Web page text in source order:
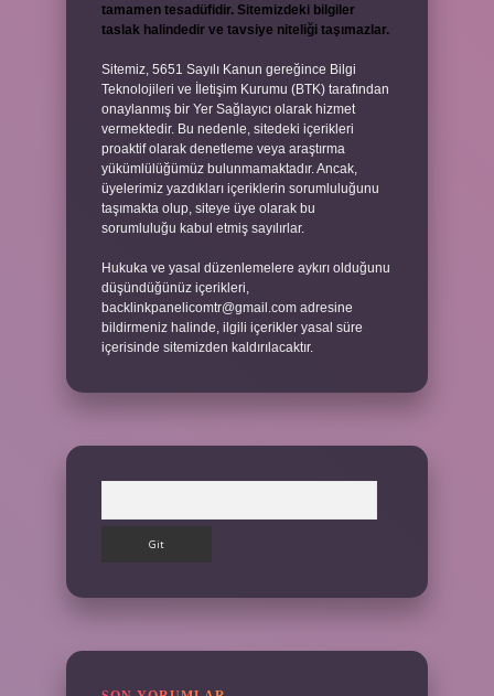
tamamen tesadüfidir. Sitemizdeki bilgiler
taslak halindedir ve tavsiye niteliği taşımazlar.
Sitemiz, 5651 Sayılı Kanun gereğince Bilgi
Teknolojileri ve İletişim Kurumu (BTK) tarafından
onaylanmış bir Yer Sağlayıcı olarak hizmet
vermektedir. Bu nedenle, sitedeki içerikleri
proaktif olarak denetleme veya araştırma
yükümlülüğümüz bulunmamaktadır. Ancak,
üyelerimiz yazdıkları içeriklerin sorumluluğunu
taşımakta olup, siteye üye olarak bu
sorumluluğu kabul etmiş sayılırlar.
Hukuka ve yasal düzenlemelere aykırı olduğunu
düşündüğünüz içerikleri,
backlinkpanelicomtr@gmail.com adresine
bildirmeniz halinde, ilgili içerikler yasal süre
içerisinde sitemizden kaldırılacaktır.